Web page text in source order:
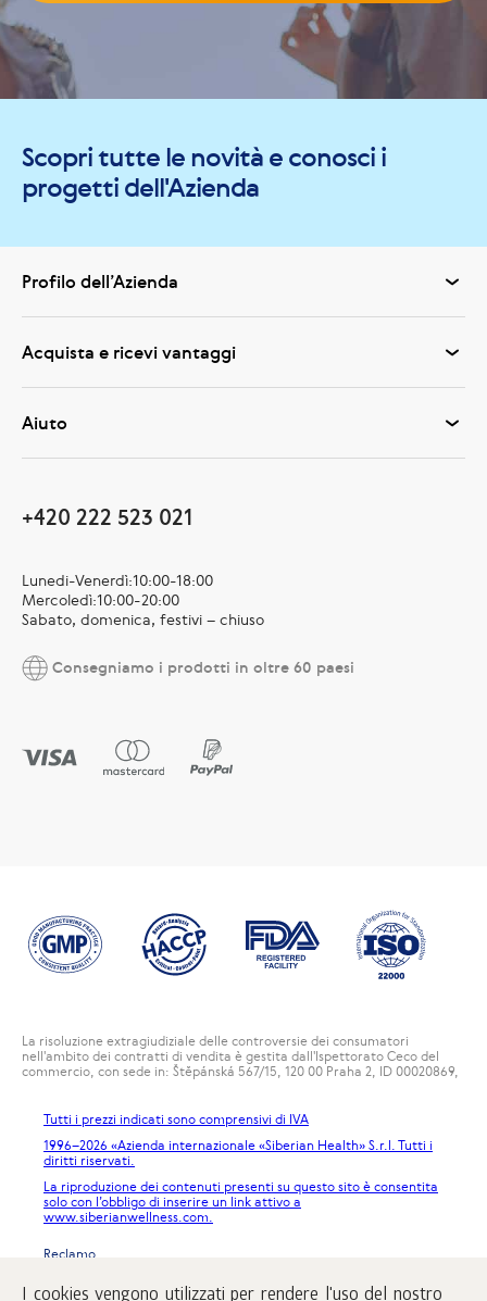
I cookies vengono utilizzati per rendere l'uso del nostro
Scopri tutte le novità e conosci i
progetti dell'Azienda
Profilo dell’Azienda
Acquista e ricevi vantaggi
Aiuto
+420 222 523 021
Lunedi-Venerdì:10:00-18:00
Mercoledì:10:00-20:00
Sabato, domenica, festivi – chiuso
Consegniamo i prodotti in oltre 60 paesi
La risoluzione extragiudiziale delle controversie dei consumatori
nell'ambito dei contratti di vendita è gestita dall'Ispettorato Ceco del
commercio, con sede in: Štěpánská 567/15, 120 00 Praha 2, ID 00020869,
Tutti i prezzi indicati sono comprensivi di IVA
1996–2026 «Azienda internazionale «Siberian Health» S.r.l. Tutti i
diritti riservati.
La riproduzione dei contenuti presenti su questo sito è consentita
solo con l’obbligo di inserire un link attivo a
www.siberianwellness.com.
Reclamo